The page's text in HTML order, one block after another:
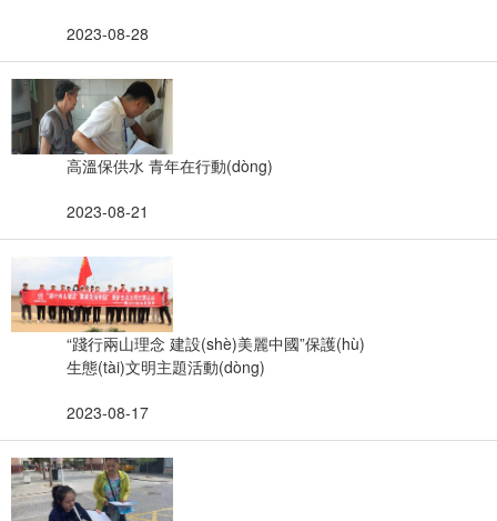
2023-08-28
高溫保供水 青年在行動(dòng)
2023-08-21
“踐行兩山理念 建設(shè)美麗中國”保護(hù)
生態(tài)文明主題活動(dòng)
2023-08-17